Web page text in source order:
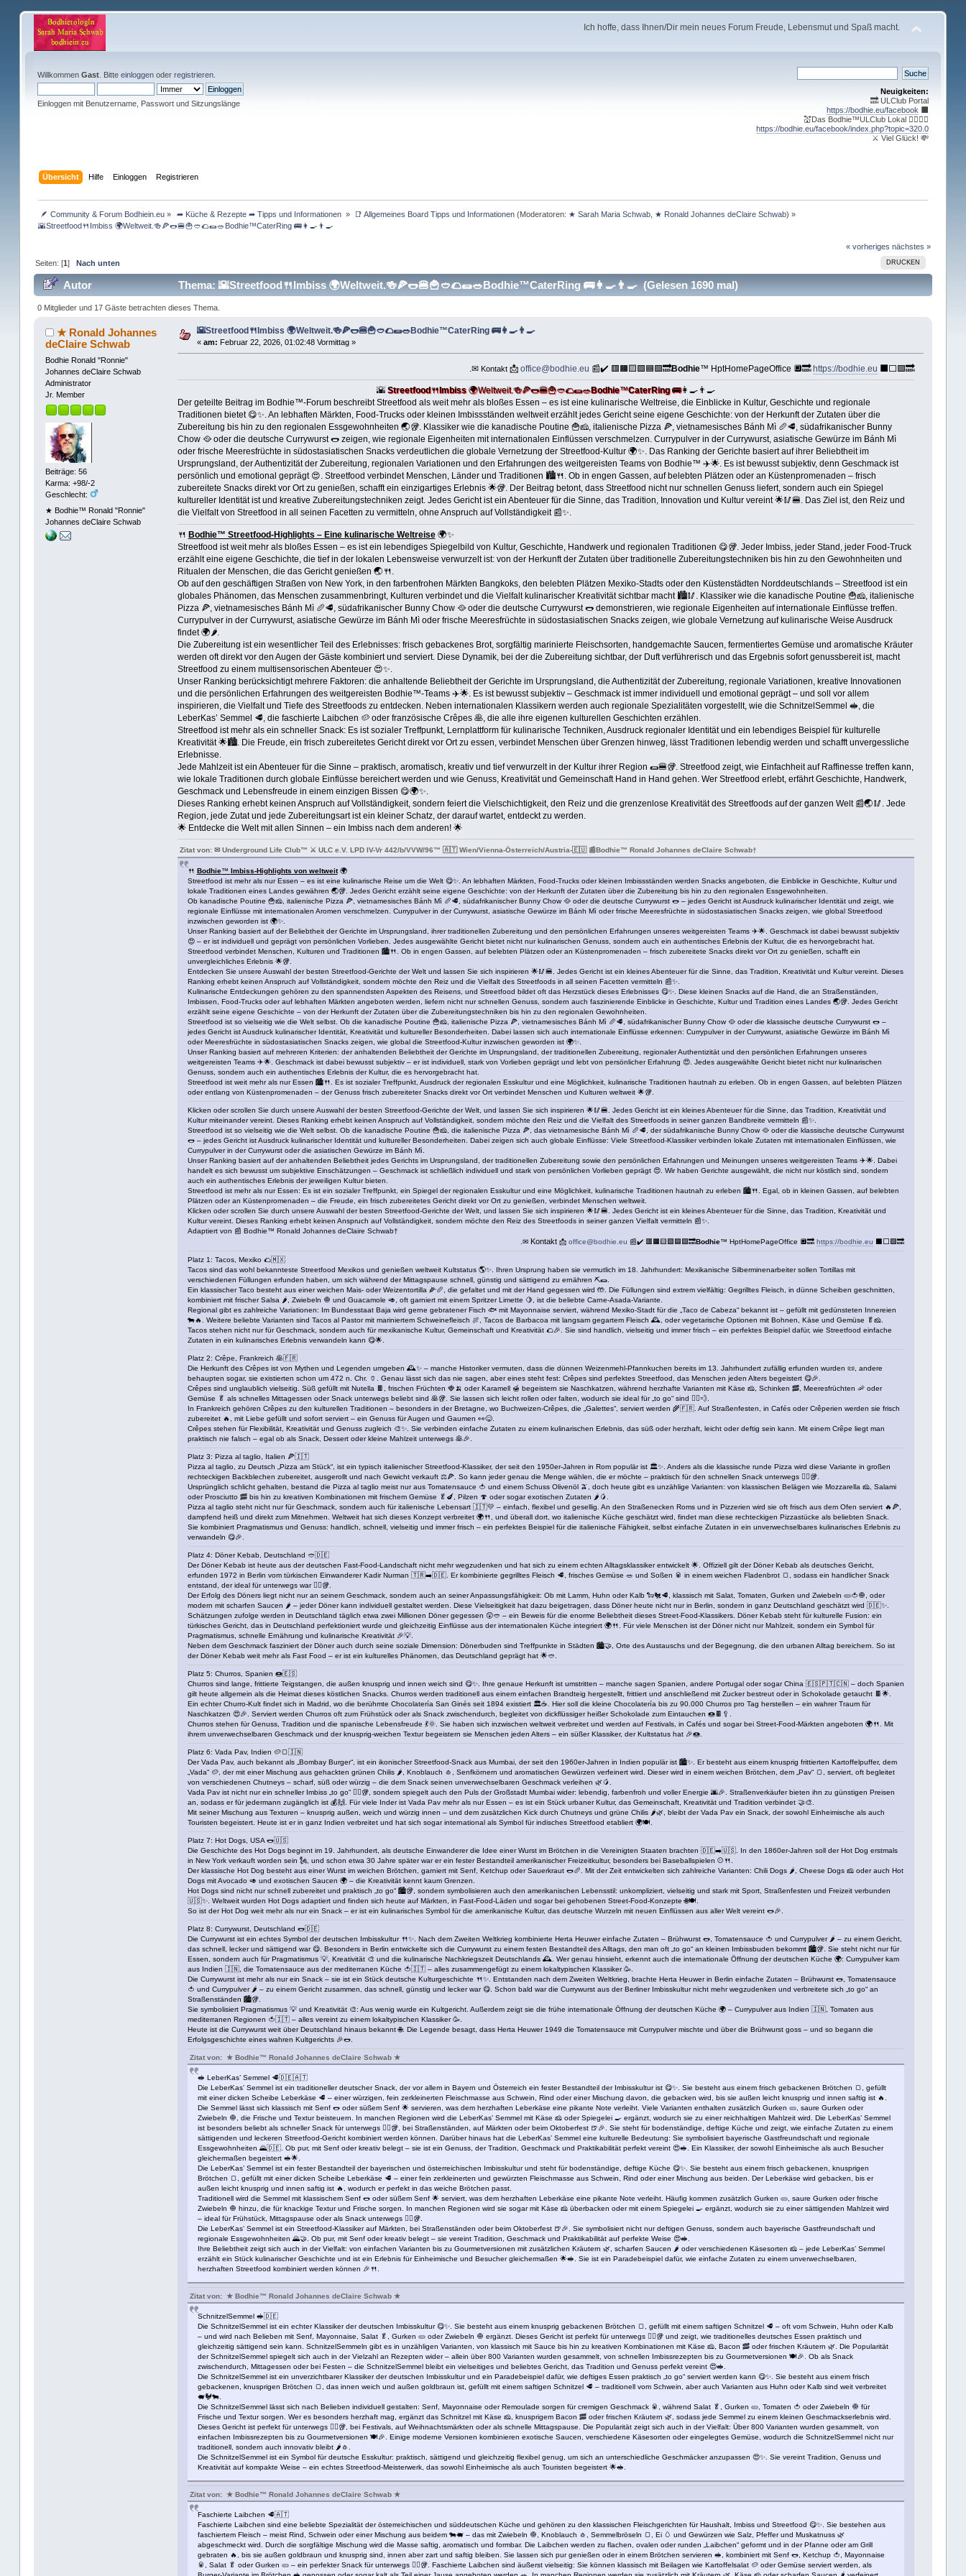
Ich hoffe, dass Ihnen/Dir mein neues Forum Freude, Lebensmut und Spaß macht.
Willkommen Gast. Bitte einloggenoder registrieren.
Einloggen mit Benutzername, Passwort und Sitzungslänge
Neuigkeiten:
🔜 ULClub Portal
https://bodhie.eu/facebook ⬛️
💒Das Bodhie™ULClub Lokal 🤹‍♀️🤹‍♂️
https://bodhie.eu/facebook/index.php?topic=320.0
⚔ Viel Glück! 💸
Übersicht Hilfe Einloggen Registrieren
🪶 Community & Forum Bodhiein.eu » ➦ Küche & Rezepte ➦ Tipps und Informationen » 📑 Allgemeines Board Tipps und Informationen(Moderatoren: ★ Sarah Maria Schwab, ★ Ronald Johannes deClaire Schwab) »
🌇Streetfood🍴Imbiss 🌍Weltweit.🍻🍕🌭🍔🍟🥙🌮🌯🥗Bodhie™CaterRing 🚌👩‍🍳👨‍🍳
« vorheriges nächstes »
DRUCKEN
Seiten: [1]Nach unten
Autor Thema: 🌇Streetfood🍴Imbiss 🌍Weltweit.🍻🍕🌭🍔🍟🥙🌮🌯🥗Bodhie™CaterRing 🚌👩‍🍳👨‍🍳 (Gelesen 1690 mal)
0 Mitglieder und 17 Gäste betrachten dieses Thema.
★ Ronald Johannes
deClaire Schwab
Bodhie Ronald "Ronnie"
Johannes deClaire Schwab
Administrator
Jr. Member
Beiträge: 56
Karma: +98/-2
Geschlecht:
★ Bodhie™ Ronald "Ronnie"
Johannes deClaire Schwab
🌇Streetfood🍴Imbiss 🌍Weltweit.🍻🍕🌭🍔🍟🥙🌮🌯🥗Bodhie™CaterRing 🚌👩‍🍳👨‍🍳
« am: Februar 22, 2026, 01:02:48 Vormittag »
.✉ Kontakt 📩office@bodhie.eu 📰✔️ 🟥🟧🟨🟩🟦🟪🔜Bodhie™ HptHomePageOffice 🔲🔜https://bodhie.eu ⬛️⬜️🟪🔜
🌇 Streetfood🍴Imbiss🌍Weltweit.🍻🍕🌭🍔🍟🥙🌮🌯🥗Bodhie™CaterRing🚌👩‍🍳👨‍🍳
Der geteilte Beitrag im Bodhie™-Forum beschreibt Streetfood als weit mehr als bloßes Essen – es ist eine kulinarische Weltreise, die Einblicke in Kultur, Geschichte und regionale
Traditionen bietet 😋✨. An lebhaften Märkten, Food-Trucks oder kleinen Imbissständen weltweit erzählt jedes Gericht seine eigene Geschichte: von der Herkunft der Zutaten über die
Zubereitung bis hin zu den regionalen Essgewohnheiten 🌏🥡. Klassiker wie die kanadische Poutine 🍟🧀, italienische Pizza 🍕, vietnamesisches Bánh Mì 🥖🥩, südafrikanischer Bunny
Chow 🥘 oder die deutsche Currywurst 🌭 zeigen, wie regionale Eigenheiten mit internationalen Einflüssen verschmelzen. Currypulver in der Currywurst, asiatische Gewürze im Bánh Mì
oder frische Meeresfrüchte in südostasiatischen Snacks verdeutlichen die globale Vernetzung der Streetfood-Kultur 🌍✨. Das Ranking der Gerichte basiert auf ihrer Beliebtheit im
Ursprungsland, der Authentizität der Zubereitung, regionalen Variationen und den Erfahrungen des weitgereisten Teams von Bodhie™ ✈️🌟. Es ist bewusst subjektiv, denn Geschmack ist
persönlich und emotional geprägt 😍. Streetfood verbindet Menschen, Länder und Traditionen 🏙️🍴. Ob in engen Gassen, auf belebten Plätzen oder an Küstenpromenaden – frisch
zubereitete Snacks direkt vor Ort zu genießen, schafft ein einzigartiges Erlebnis 🌟🥡. Der Beitrag betont, dass Streetfood nicht nur schnellen Genuss liefert, sondern auch ein Spiegel
kultureller Identität ist und kreative Zubereitungstechniken zeigt. Jedes Gericht ist ein Abenteuer für die Sinne, das Tradition, Innovation und Kultur vereint 🌟🥢🍔. Das Ziel ist, den Reiz und
die Vielfalt von Streetfood in all seinen Facetten zu vermitteln, ohne Anspruch auf Vollständigkeit 📰✨.
🍴 Bodhie™ Streetfood-Highlights – Eine kulinarische Weltreise🌍✨
Streetfood ist weit mehr als bloßes Essen – es ist ein lebendiges Spiegelbild von Kultur, Geschichte, Handwerk und regionalen Traditionen 😋🥡. Jeder Imbiss, jeder Stand, jeder Food-Truck
erzählt eine eigene Geschichte, die tief in der lokalen Lebensweise verwurzelt ist: von der Herkunft der Zutaten über traditionelle Zubereitungstechniken bis hin zu den Gewohnheiten und
Ritualen der Menschen, die das Gericht genießen 🌏🍴.
Ob auf den geschäftigen Straßen von New York, in den farbenfrohen Märkten Bangkoks, den belebten Plätzen Mexiko-Stadts oder den Küstenstädten Norddeutschlands – Streetfood ist ein
globales Phänomen, das Menschen zusammenbringt, Kulturen verbindet und die Vielfalt kulinarischer Kreativität sichtbar macht 🏙️🥢. Klassiker wie die kanadische Poutine 🍟🧀, italienische
Pizza 🍕, vietnamesisches Bánh Mì 🥖🥩, südafrikanischer Bunny Chow 🥘 oder die deutsche Currywurst 🌭 demonstrieren, wie regionale Eigenheiten auf internationale Einflüsse treffen.
Currypulver in der Currywurst, asiatische Gewürze im Bánh Mì oder frische Meeresfrüchte in südostasiatischen Snacks zeigen, wie globale Vernetzung auf kulinarische Weise Ausdruck
findet 🌍🌶️.
Die Zubereitung ist ein wesentlicher Teil des Erlebnisses: frisch gebackenes Brot, sorgfältig marinierte Fleischsorten, handgemachte Saucen, fermentiertes Gemüse und aromatische Kräuter
werden oft direkt vor den Augen der Gäste kombiniert und serviert. Diese Dynamik, bei der die Zubereitung sichtbar, der Duft verführerisch und das Ergebnis sofort genussbereit ist, macht
Streetfood zu einem multisensorischen Abenteuer 😍✨.
Unser Ranking berücksichtigt mehrere Faktoren: die anhaltende Beliebtheit der Gerichte im Ursprungsland, die Authentizität der Zubereitung, regionale Variationen, kreative Innovationen
und die persönlichen Erfahrungen des weitgereisten Bodhie™-Teams ✈️🌟. Es ist bewusst subjektiv – Geschmack ist immer individuell und emotional geprägt – und soll vor allem
inspirieren, die Vielfalt und Tiefe des Streetfoods zu entdecken. Neben internationalen Klassikern werden auch regionale Spezialitäten vorgestellt, wie die SchnitzelSemmel 🥪, die
LeberKas’ Semmel 🥩, die faschierte Laibchen 🥔 oder französische Crêpes 🥞, die alle ihre eigenen kulturellen Geschichten erzählen.
Streetfood ist mehr als ein schneller Snack: Es ist sozialer Treffpunkt, Lernplattform für kulinarische Techniken, Ausdruck regionaler Identität und ein lebendiges Beispiel für kulturelle
Kreativität 🌟🏙️. Die Freude, ein frisch zubereitetes Gericht direkt vor Ort zu essen, verbindet Menschen über Grenzen hinweg, lässt Traditionen lebendig werden und schafft unvergessliche
Erlebnisse.
Jede Mahlzeit ist ein Abenteuer für die Sinne – praktisch, aromatisch, kreativ und tief verwurzelt in der Kultur ihrer Region 🌯🍔🥡. Streetfood zeigt, wie Einfachheit auf Raffinesse treffen kann,
wie lokale Traditionen durch globale Einflüsse bereichert werden und wie Genuss, Kreativität und Gemeinschaft Hand in Hand gehen. Wer Streetfood erlebt, erfährt Geschichte, Handwerk,
Geschmack und Lebensfreude in einem einzigen Bissen 😋🌍✨.
Dieses Ranking erhebt keinen Anspruch auf Vollständigkeit, sondern feiert die Vielschichtigkeit, den Reiz und die grenzenlose Kreativität des Streetfoods auf der ganzen Welt 📰🌏🥢. Jede
Region, jede Zutat und jede Zubereitungsart ist ein kleiner Schatz, der darauf wartet, entdeckt zu werden.
🌟 Entdecke die Welt mit allen Sinnen – ein Imbiss nach dem anderen! 🌟
Zitat von: ✉ Underground Life Club™ ⚔ ULC e.V. LPD IV-Vr 442/b/VVW/96™ 🇦🇹 Wien/Vienna-Österreich/Austria-🇪🇺 📰Bodhie™ Ronald Johannes deClaire Schwab†
🍴 Bodhie™ Imbiss-Highlights von weltweit🌍
Streetfood ist mehr als nur Essen – es ist eine kulinarische Reise um die Welt 😋✨. An lebhaften Märkten, Food-Trucks oder kleinen Imbissständen werden Snacks angeboten, die Einblicke in Geschichte, Kultur und
lokale Traditionen eines Landes gewähren 🌏🥡. Jedes Gericht erzählt seine eigene Geschichte: von der Herkunft der Zutaten über die Zubereitung bis hin zu den regionalen Essgewohnheiten.
Ob kanadische Poutine 🍟🧀, italienische Pizza 🍕, vietnamesisches Bánh Mì 🥖🥩, südafrikanischer Bunny Chow 🥘 oder die deutsche Currywurst 🌭 – jedes Gericht ist Ausdruck kulinarischer Identität und zeigt, wie
regionale Einflüsse mit internationalen Aromen verschmelzen. Currypulver in der Currywurst, asiatische Gewürze im Bánh Mì oder frische Meeresfrüchte in südostasiatischen Snacks zeigen, wie global Streetfood
inzwischen geworden ist 🌍✨.
Unser Ranking basiert auf der Beliebtheit der Gerichte im Ursprungsland, ihrer traditionellen Zubereitung und den persönlichen Erfahrungen unseres weitgereisten Teams ✈️🌟. Geschmack ist dabei bewusst subjektiv
😍 – er ist individuell und geprägt von persönlichen Vorlieben. Jedes ausgewählte Gericht bietet nicht nur kulinarischen Genuss, sondern auch ein authentisches Erlebnis der Kultur, die es hervorgebracht hat.
Streetfood verbindet Menschen, Kulturen und Traditionen 🏙️🍴. Ob in engen Gassen, auf belebten Plätzen oder an Küstenpromenaden – frisch zubereitete Snacks direkt vor Ort zu genießen, schafft ein
unvergleichliches Erlebnis 🌟🥡.
Entdecken Sie unsere Auswahl der besten Streetfood-Gerichte der Welt und lassen Sie sich inspirieren 🌟🥢🍔. Jedes Gericht ist ein kleines Abenteuer für die Sinne, das Tradition, Kreativität und Kultur vereint. Dieses
Ranking erhebt keinen Anspruch auf Vollständigkeit, sondern möchte den Reiz und die Vielfalt des Streetfoods in all seinen Facetten vermitteln 📰✨.
Kulinarische Entdeckungen gehören zu den spannendsten Aspekten des Reisens, und Streetfood bildet oft das Herzstück dieses Erlebnisses 😋✨. Diese kleinen Snacks auf die Hand, die an Straßenständen,
Imbissen, Food-Trucks oder auf lebhaften Märkten angeboten werden, liefern nicht nur schnellen Genuss, sondern auch faszinierende Einblicke in Geschichte, Kultur und Tradition eines Landes 🌏🥡. Jedes Gericht
erzählt seine eigene Geschichte – von der Herkunft der Zutaten über die Zubereitungstechniken bis hin zu den regionalen Gewohnheiten.
Streetfood ist so vielseitig wie die Welt selbst. Ob die kanadische Poutine 🍟🧀, italienische Pizza 🍕, vietnamesisches Bánh Mì 🥖🥩, südafrikanischer Bunny Chow 🥘 oder die klassische deutsche Currywurst 🌭 –
jedes Gericht ist Ausdruck kulinarischer Identität, Kreativität und kultureller Besonderheiten. Dabei lassen sich auch internationale Einflüsse erkennen: Currypulver in der Currywurst, asiatische Gewürze im Bánh Mì
oder Meeresfrüchte in südostasiatischen Snacks zeigen, wie global die Streetfood-Kultur inzwischen geworden ist 🌍✨.
Unser Ranking basiert auf mehreren Kriterien: der anhaltenden Beliebtheit der Gerichte im Ursprungsland, der traditionellen Zubereitung, regionaler Authentizität und den persönlichen Erfahrungen unseres
weitgereisten Teams ✈️🌟. Geschmack ist dabei bewusst subjektiv – er ist individuell, stark von Vorlieben geprägt und lebt von persönlicher Erfahrung 😍. Jedes ausgewählte Gericht bietet nicht nur kulinarischen
Genuss, sondern auch ein authentisches Erlebnis der Kultur, die es hervorgebracht hat.
Streetfood ist weit mehr als nur Essen 🏙️🍴. Es ist sozialer Treffpunkt, Ausdruck der regionalen Esskultur und eine Möglichkeit, kulinarische Traditionen hautnah zu erleben. Ob in engen Gassen, auf belebten Plätzen
oder entlang von Küstenpromenaden – der Genuss frisch zubereiteter Snacks direkt vor Ort verbindet Menschen und Kulturen weltweit 🌟🥡.
Klicken oder scrollen Sie durch unsere Auswahl der besten Streetfood-Gerichte der Welt, und lassen Sie sich inspirieren 🌟🥢🍔. Jedes Gericht ist ein kleines Abenteuer für die Sinne, das Tradition, Kreativität und
Kultur miteinander vereint. Dieses Ranking erhebt keinen Anspruch auf Vollständigkeit, sondern möchte den Reiz und die Vielfalt des Streetfoods in seiner ganzen Bandbreite vermitteln 📰✨.
Streetfood ist so vielseitig wie die Welt selbst. Ob die kanadische Poutine 🍟🧀, die italienische Pizza 🍕, das vietnamesische Bánh Mì 🥖🥩, der südafrikanische Bunny Chow 🥘 oder die klassische deutsche Currywurst
🌭 – jedes Gericht ist Ausdruck kulinarischer Identität und kultureller Besonderheiten. Dabei zeigen sich auch globale Einflüsse: Viele Streetfood-Klassiker verbinden lokale Zutaten mit internationalen Einflüssen, wie
Currypulver in der Currywurst oder die asiatischen Gewürze im Bánh Mì.
Unser Ranking basiert auf der anhaltenden Beliebtheit jedes Gerichts im Ursprungsland, der traditionellen Zubereitung sowie den persönlichen Erfahrungen und Meinungen unseres weitgereisten Teams ✈️🌟. Dabei
handelt es sich bewusst um subjektive Einschätzungen – Geschmack ist schließlich individuell und stark von persönlichen Vorlieben geprägt 😍. Wir haben Gerichte ausgewählt, die nicht nur köstlich sind, sondern
auch ein authentisches Erlebnis der jeweiligen Kultur bieten.
Streetfood ist mehr als nur Essen: Es ist ein sozialer Treffpunkt, ein Spiegel der regionalen Esskultur und eine Möglichkeit, kulinarische Traditionen hautnah zu erleben 🏙️🍴. Egal, ob in kleinen Gassen, auf belebten
Plätzen oder an Küstenpromenaden – die Freude, ein frisch zubereitetes Gericht direkt vor Ort zu genießen, verbindet Menschen weltweit.
Klicken oder scrollen Sie durch unsere Auswahl der besten Streetfood-Gerichte der Welt, und lassen Sie sich inspirieren 🌟🥢🍔. Jedes Gericht ist ein kleines Abenteuer für die Sinne, das Tradition, Kreativität und
Kultur vereint. Dieses Ranking erhebt keinen Anspruch auf Vollständigkeit, sondern möchte den Reiz des Streetfoods in seiner ganzen Vielfalt vermitteln 📰✨.
Adaptiert von 📰 Bodhie™ Ronald Johannes deClaire Schwab†
.✉ Kontakt 📩office@bodhie.eu 📰✔️ 🟥🟧🟨🟩🟦🟪🔜Bodhie™ HptHomePageOffice 🔲🔜https://bodhie.eu ⬛️⬜️🟪🔜
Platz 1: Tacos, Mexiko 🌮🇲🇽
Tacos sind das wohl bekannteste Streetfood Mexikos und genießen weltweit Kultstatus 🌎✨. Ihren Ursprung haben sie vermutlich im 18. Jahrhundert: Mexikanische Silberminenarbeiter sollen Tortillas mit
verschiedenen Füllungen erfunden haben, um sich während der Mittagspause schnell, günstig und sättigend zu ernähren ⛏️🌯.
Ein klassischer Taco besteht aus einer weichen Mais- oder Weizentortilla 🌽🥖, die gefaltet und mit der Hand gegessen wird 🤲. Die Füllungen sind extrem vielfältig: Gegrilltes Fleisch, in dünne Scheiben geschnitten,
kombiniert mit frischer Salsa 🌶️, Zwiebeln 🧅 und Guacamole 🥑, oft garniert mit einem Spritzer Limette 🍋, ist die beliebte Carne-Asada-Variante.
Regional gibt es zahlreiche Variationen: Im Bundesstaat Baja wird gerne gebratener Fisch 🐟 mit Mayonnaise serviert, während Mexiko-Stadt für die „Taco de Cabeza“ bekannt ist – gefüllt mit gedünsteten Innereien
🐄🔥. Weitere beliebte Varianten sind Tacos al Pastor mit mariniertem Schweinefleisch 🍖, Tacos de Barbacoa mit langsam gegartem Fleisch 🕰️, oder vegetarische Optionen mit Bohnen, Käse und Gemüse 🥬🧀.
Tacos stehen nicht nur für Geschmack, sondern auch für mexikanische Kultur, Gemeinschaft und Kreativität 🌮🎉. Sie sind handlich, vielseitig und immer frisch – ein perfektes Beispiel dafür, wie Streetfood einfache
Zutaten in ein kulinarisches Erlebnis verwandeln kann 😋🌟.
Platz 2: Crêpe, Frankreich 🥞🇫🇷
Die Herkunft des Crêpes ist von Mythen und Legenden umgeben 🕰️✨ – manche Historiker vermuten, dass die dünnen Weizenmehl-Pfannkuchen bereits im 13. Jahrhundert zufällig erfunden wurden 📜, andere
behaupten sogar, sie existierten schon um 472 n. Chr. 🏺. Genau lässt sich das nie sagen, aber eines steht fest: Crêpes sind perfektes Streetfood, das Menschen jeden Alters begeistert 😋🎉.
Crêpes sind unglaublich vielseitig. Süß gefüllt mit Nutella 🍫, frischen Früchten 🍓🍌 oder Karamell 🍯 begeistern sie Naschkatzen, während herzhafte Varianten mit Käse 🧀, Schinken 🥓, Meeresfrüchten 🦐 oder
Gemüse 🥬 als schnelles Mittagessen oder Snack unterwegs beliebt sind 🥞🥡. Sie lassen sich leicht rollen oder falten, wodurch sie ideal für „to go“ sind 🏃‍♂️💨.
In Frankreich gehören Crêpes zu den kulturellen Traditionen – besonders in der Bretagne, wo Buchweizen-Crêpes, die „Galettes“, serviert werden 🌾🇫🇷. Auf Straßenfesten, in Cafés oder Crêperien werden sie frisch
zubereitet 🔥, mit Liebe gefüllt und sofort serviert – ein Genuss für Augen und Gaumen 👀😋.
Crêpes stehen für Flexibilität, Kreativität und Genuss zugleich 🎨✨. Sie verbinden einfache Zutaten zu einem kulinarischen Erlebnis, das süß oder herzhaft, leicht oder deftig sein kann. Mit einem Crêpe liegt man
praktisch nie falsch – egal ob als Snack, Dessert oder kleine Mahlzeit unterwegs 🥞🎉.
Platz 3: Pizza al taglio, Italien 🍕🇮🇹
Pizza al taglio, zu Deutsch „Pizza am Stück“, ist ein typisch italienischer Streetfood-Klassiker, der seit den 1950er-Jahren in Rom populär ist 🏛️✨. Anders als die klassische runde Pizza wird diese Variante in großen
rechteckigen Backblechen zubereitet, ausgerollt und nach Gewicht verkauft ⚖️🍕. So kann jeder genau die Menge wählen, die er möchte – praktisch für den schnellen Snack unterwegs 🏃‍♂️🥡.
Ursprünglich schlicht gehalten, bestand die Pizza al taglio meist nur aus Tomatensauce 🍅 und einem Schuss Olivenöl 🫒, doch heute gibt es unzählige Varianten: von klassischen Belägen wie Mozzarella 🧀, Salami
oder Prosciutto 🥓 bis hin zu kreativen Kombinationen mit frischem Gemüse 🥬🍆, Pilzen 🍄 oder sogar exotischen Zutaten 🌶️🥭.
Pizza al taglio steht nicht nur für Geschmack, sondern auch für italienische Lebensart 🇮🇹💛 – einfach, flexibel und gesellig. An den Straßenecken Roms und in Pizzerien wird sie oft frisch aus dem Ofen serviert 🔥🍕,
dampfend heiß und direkt zum Mitnehmen. Weltweit hat sich dieses Konzept verbreitet 🌍🍴, und überall dort, wo italienische Küche geschätzt wird, findet man diese rechteckigen Pizzastücke als beliebten Snack.
Sie kombiniert Pragmatismus und Genuss: handlich, schnell, vielseitig und immer frisch – ein perfektes Beispiel für die italienische Fähigkeit, selbst einfache Zutaten in ein unverwechselbares kulinarisches Erlebnis zu
verwandeln 😋🎉.
Platz 4: Döner Kebab, Deutschland 🥙🇩🇪
Der Döner Kebab ist heute aus der deutschen Fast-Food-Landschaft nicht mehr wegzudenken und hat sich zu einem echten Alltagsklassiker entwickelt 🌟. Offiziell gilt der Döner Kebab als deutsches Gericht,
erfunden 1972 in Berlin vom türkischen Einwanderer Kadir Nurman 🇹🇷➡️🇩🇪. Er kombinierte gegrilltes Fleisch 🥩, frisches Gemüse 🥗 und Soßen 🥫 in einem weichen Fladenbrot 🍞, sodass ein handlicher Snack
entstand, der ideal für unterwegs war 🏃‍♂️🥡.
Der Erfolg des Döners liegt nicht nur an seinem Geschmack, sondern auch an seiner Anpassungsfähigkeit: Ob mit Lamm, Huhn oder Kalb 🐑🐔🥩, klassisch mit Salat, Tomaten, Gurken und Zwiebeln 🥒🍅🧅, oder
modern mit scharfen Saucen 🌶️ – jeder Döner kann individuell gestaltet werden. Diese Vielseitigkeit hat dazu beigetragen, dass Döner heute nicht nur in Berlin, sondern in ganz Deutschland geschätzt wird 🇩🇪✨.
Schätzungen zufolge werden in Deutschland täglich etwa zwei Millionen Döner gegessen 😲🥙 – ein Beweis für die enorme Beliebtheit dieses Street-Food-Klassikers. Döner Kebab steht für kulturelle Fusion: ein
türkisches Gericht, das in Deutschland perfektioniert wurde und gleichzeitig Einflüsse aus der internationalen Küche integriert 🌍🍴. Für viele Menschen ist der Döner nicht nur Mahlzeit, sondern ein Symbol für
Pragmatismus, schnelle Ernährung und kulinarische Kreativität 🎉💡.
Neben dem Geschmack fasziniert der Döner auch durch seine soziale Dimension: Dönerbuden sind Treffpunkte in Städten 🏙️🤝, Orte des Austauschs und der Begegnung, die den urbanen Alltag bereichern. So ist
der Döner Kebab weit mehr als Fast Food – er ist ein kulturelles Phänomen, das Deutschland geprägt hat 🌟🥙.
Platz 5: Churros, Spanien 🍩🇪🇸
Churros sind lange, frittierte Teigstangen, die außen knusprig und innen weich sind 😋✨. Ihre genaue Herkunft ist umstritten – manche sagen Spanien, andere Portugal oder sogar China 🇪🇸🇵🇹🇨🇳 – doch Spanien
gilt heute allgemein als die Heimat dieses köstlichen Snacks. Churros werden traditionell aus einem einfachen Brandteig hergestellt, frittiert und anschließend mit Zucker bestreut oder in Schokolade getaucht 🍫🌟.
Ein echter Churro-Kult findet sich in Madrid, wo die berühmte Chocolatería San Ginés seit 1894 existiert 🏛️☕. Hier soll die kleine Chocolatería bis zu 90.000 Churros pro Tag herstellen – ein wahrer Traum für
Naschkatzen 😍🎉. Serviert werden Churros oft zum Frühstück oder als Snack zwischendurch, begleitet von dickflüssiger heißer Schokolade zum Eintauchen 🍩🍫🥄.
Churros stehen für Genuss, Tradition und die spanische Lebensfreude 💃🌞. Sie haben sich inzwischen weltweit verbreitet und werden auf Festivals, in Cafés und sogar bei Street-Food-Märkten angeboten 🌍🍴. Mit
ihrem unverwechselbaren Geschmack und der knusprig-weichen Textur begeistern sie Menschen jeden Alters – ein süßer Klassiker, der Kultstatus hat 🎉🍩.
Platz 6: Vada Pav, Indien 🥔🍞🇮🇳
Der Vada Pav, auch bekannt als „Bombay Burger“, ist ein ikonischer Streetfood-Snack aus Mumbai, der seit den 1960er-Jahren in Indien populär ist 🏙️✨. Er besteht aus einem knusprig frittierten Kartoffelpuffer, dem
„Vada“ 🥔, der mit einer Mischung aus gehackten grünen Chilis 🌶️, Knoblauch 🧄, Senfkörnern und aromatischen Gewürzen verfeinert wird. Dieser wird in einem weichen Brötchen, dem „Pav“ 🍞, serviert, oft begleitet
von verschiedenen Chutneys – scharf, süß oder würzig – die dem Snack seinen unverwechselbaren Geschmack verleihen 🌿🥭.
Vada Pav ist nicht nur ein schneller Imbiss „to go“ 🏃‍♂️🥡, sondern spiegelt auch den Puls der Großstadt Mumbai wider: lebendig, farbenfroh und voller Energie 🌆🎉. Straßenverkäufer bieten ihn zu günstigen Preisen
an, sodass er für jedermann zugänglich ist 💰🙌. Für viele Inder ist Vada Pav mehr als nur Essen – es ist ein Stück urbaner Kultur, das Gemeinschaft, Kreativität und Tradition verbindet 🤝🎨.
Mit seiner Mischung aus Texturen – knusprig außen, weich und würzig innen – und dem zusätzlichen Kick durch Chutneys und grüne Chilis 🌶️🌿, bleibt der Vada Pav ein Snack, der sowohl Einheimische als auch
Touristen begeistert. Heute ist er in ganz Indien verbreitet und hat sich sogar international als Symbol für indisches Streetfood etabliert 🌍🍽️.
Platz 7: Hot Dogs, USA 🌭🇺🇸
Die Geschichte des Hot Dogs beginnt im 19. Jahrhundert, als deutsche Einwanderer die Idee einer Wurst im Brötchen in die Vereinigten Staaten brachten 🇩🇪➡️🇺🇸. In den 1860er-Jahren soll der Hot Dog erstmals
in New York verkauft worden sein 🗽, und schon etwa 30 Jahre später war er ein fester Bestandteil amerikanischer Freizeitkultur, besonders bei Baseballspielen ⚾🍴.
Der klassische Hot Dog besteht aus einer Wurst im weichen Brötchen, garniert mit Senf, Ketchup oder Sauerkraut 🌭🥖. Mit der Zeit entwickelten sich zahlreiche Varianten: Chili Dogs 🌶️, Cheese Dogs 🧀 oder auch Hot
Dogs mit Avocado 🥑 und exotischen Saucen 🌍 – die Kreativität kennt kaum Grenzen.
Hot Dogs sind nicht nur schnell zubereitet und praktisch „to go“ 🏙️🥡, sondern symbolisieren auch den amerikanischen Lebensstil: unkompliziert, vielseitig und stark mit Sport, Straßenfesten und Freizeit verbunden
🇺🇸✨. Weltweit wurden Hot Dogs adaptiert und finden sich heute auf Märkten, in Fast-Food-Läden und sogar bei gehobenen Street-Food-Konzepte 🌐🍽️.
So ist der Hot Dog weit mehr als nur ein Snack – er ist ein kulinarisches Symbol für die amerikanische Kultur, das deutsche Wurzeln mit neuen Einflüssen aus aller Welt vereint 🌭🎉.
Platz 8: Currywurst, Deutschland 🌭🇩🇪
Die Currywurst ist ein echtes Symbol der deutschen Imbisskultur 🍴✨. Nach dem Zweiten Weltkrieg kombinierte Herta Heuwer einfache Zutaten – Brühwurst 🌭, Tomatensauce 🍅 und Currypulver 🌶️ – zu einem Gericht,
das schnell, lecker und sättigend war 😋. Besonders in Berlin entwickelte sich die Currywurst zu einem festen Bestandteil des Alltags, den man oft „to go“ an kleinen Imbissbuden bekommt 🏙️🥡. Sie steht nicht nur für
Essen, sondern auch für Pragmatismus 💡, Kreativität 🎨 und die kulinarische Nachkriegszeit Deutschlands 🕰️. Wer genau hinsieht, erkennt auch die internationale Öffnung der deutschen Küche 🌍: Currypulver kam
aus Indien 🇮🇳, die Tomatensauce aus der mediterranen Küche 🍅🇮🇹 – alles zusammengefügt zu einem lokaltypischen Klassiker 🥳.
Die Currywurst ist mehr als nur ein Snack – sie ist ein Stück deutsche Kulturgeschichte 🍴✨. Entstanden nach dem Zweiten Weltkrieg, brachte Herta Heuwer in Berlin einfache Zutaten – Brühwurst 🌭, Tomatensauce
🍅 und Currypulver 🌶️ – zu einem Gericht zusammen, das schnell, günstig und lecker war 😋. Schon bald war die Currywurst aus der Berliner Imbisskultur nicht mehr wegzudenken und verbreitete sich „to go“ an
Straßenständen 🏙️🥡.
Sie symbolisiert Pragmatismus 💡 und Kreativität 🎨: Aus wenig wurde ein Kultgericht. Außerdem zeigt sie die frühe internationale Öffnung der deutschen Küche 🌍 – Currypulver aus Indien 🇮🇳, Tomaten aus
mediterranen Regionen 🍅🇮🇹 – alles vereint zu einem lokaltypischen Klassiker 🥳.
Heute ist die Currywurst weit über Deutschland hinaus bekannt 🌐. Die Legende besagt, dass Herta Heuwer 1949 die Tomatensauce mit Currypulver mischte und über die Brühwurst goss – und so begann die
Erfolgsgeschichte eines wahren Kultgerichts 🎉🌭.
Zitat von: ★ Bodhie™ Ronald Johannes deClaire Schwab ★
🥪 LeberKas’ Semmel 🥩🇩🇪🇦🇹
Die LeberKas’ Semmel ist ein traditioneller deutscher Snack, der vor allem in Bayern und Österreich ein fester Bestandteil der Imbisskultur ist 😋✨. Sie besteht aus einem frisch gebackenen Brötchen 🍞, gefüllt
mit einer dicken Scheibe Leberkäse 🥩 – einer würzigen, fein zerkleinerten Fleischmasse aus Schwein, Rind oder einer Mischung davon, die gebacken wird, bis sie außen leicht knusprig und innen saftig ist 🔥.
Die Semmel lässt sich klassisch mit Senf 🌭 oder süßem Senf 🌟 servieren, was dem herzhaften Leberkäse eine pikante Note verleiht. Viele Varianten enthalten zusätzlich Gurken 🥒, saure Gurken oder
Zwiebeln 🧅, die Frische und Textur beisteuern. In manchen Regionen wird die LeberKas’ Semmel mit Käse 🧀 oder Spiegelei 🍳 ergänzt, wodurch sie zu einer reichhaltigen Mahlzeit wird. Die LeberKas’ Semmel
ist besonders beliebt als schneller Snack für unterwegs 🏃‍♂️🥡, bei Straßenständen, auf Märkten oder beim Oktoberfest 🍺🎉. Sie steht für bodenständige, deftige Küche und zeigt, wie einfache Zutaten zu einem
sättigenden und leckeren Streetfood-Gericht kombiniert werden können. Darüber hinaus hat die LeberKas’ Semmel eine kulturelle Bedeutung: Sie symbolisiert bayerische Gastfreundschaft und regionale
Essgewohnheiten 🌄🇩🇪. Ob pur, mit Senf oder kreativ belegt – sie ist ein Genuss, der Tradition, Geschmack und Praktikabilität perfekt vereint 😍🥪. Ein Klassiker, der sowohl Einheimische als auch Besucher
gleichermaßen begeistert 🥪🌟.
Die LeberKas’ Semmel ist ein fester Bestandteil der bayerischen und österreichischen Imbisskultur und steht für bodenständige, deftige Küche 😋✨. Sie besteht aus einem frisch gebackenen, knusprigen
Brötchen 🍞, gefüllt mit einer dicken Scheibe Leberkäse 🥩 – einer fein zerkleinerten und gewürzten Fleischmasse aus Schwein, Rind oder einer Mischung aus beiden. Der Leberkäse wird gebacken, bis er
außen leicht knusprig und innen saftig ist 🔥, wodurch er perfekt in das weiche Brötchen passt.
Traditionell wird die Semmel mit klassischem Senf 🌭 oder süßem Senf 🌟 serviert, was dem herzhaften Leberkäse eine pikante Note verleiht. Häufig kommen zusätzlich Gurken 🥒, saure Gurken oder frische
Zwiebeln 🧅 hinzu, die für knackige Textur und Frische sorgen. In manchen Regionen wird sie sogar mit Käse 🧀 überbacken oder mit einem Spiegelei 🍳 ergänzt, wodurch sie zu einer sättigenden Mahlzeit wird
– ideal für Frühstück, Mittagspause oder als Snack unterwegs 🏃‍♂️🥡.
Die LeberKas’ Semmel ist ein Streetfood-Klassiker auf Märkten, bei Straßenständen oder beim Oktoberfest 🍺🎉. Sie symbolisiert nicht nur deftigen Genuss, sondern auch bayerische Gastfreundschaft und
regionale Essgewohnheiten 🌄🤝. Ob pur, mit Senf oder kreativ belegt – sie vereint Tradition, Geschmack und Praktikabilität auf perfekte Weise 😍🥪.
Ihre Beliebtheit zeigt sich auch in der Vielfalt: von einfachen Varianten bis zu Gourmetversionen mit zusätzlichen Kräutern 🌿, scharfen Saucen 🌶️ oder verschiedenen Käsesorten 🧀 – jede LeberKas’ Semmel
erzählt ein Stück kulinarischer Geschichte und ist ein Erlebnis für Einheimische und Besucher gleichermaßen 🌟🥪. Sie ist ein Paradebeispiel dafür, wie einfache Zutaten zu einem unverwechselbaren,
herzhaften Streetfood kombiniert werden können 🎉🍴.
Zitat von: ★ Bodhie™ Ronald Johannes deClaire Schwab ★
SchnitzelSemmel 🥪🇩🇪
Die SchnitzelSemmel ist ein echter Klassiker der deutschen Imbisskultur 😋✨. Sie besteht aus einem knusprig gebackenen Brötchen 🍞, gefüllt mit einem saftigen Schnitzel 🥩 – oft vom Schwein, Huhn oder Kalb
– und wird nach Belieben mit Senf, Mayonnaise, Salat 🥬, Gurken 🥒 oder Zwiebeln 🧅 ergänzt. Dieses Gericht ist perfekt für unterwegs 🏃‍♂️🥡 und zeigt, wie traditionelles deutsches Essen praktisch und
gleichzeitig sättigend sein kann. SchnitzelSemmeln gibt es in unzähligen Varianten, von klassisch mit Sauce bis hin zu kreativen Kombinationen mit Käse 🧀, Bacon 🥓 oder frischen Kräutern 🌿. Die Popularität
der SchnitzelSemmel spiegelt sich auch in der Vielzahl an Rezepten wider – allein über 800 Varianten wurden gesammelt, von schnellen Imbissrezepten bis zu Gourmetversionen 🍽️🎉. Ob als Snack
zwischendurch, Mittagessen oder bei Festen – die SchnitzelSemmel bleibt ein vielseitiges und beliebtes Gericht, das Tradition und Genuss perfekt vereint 😍🥪.
Die SchnitzelSemmel ist ein unverzichtbarer Klassiker der deutschen Imbisskultur und ein Paradebeispiel dafür, wie deftiges Essen praktisch „to go“ serviert werden kann 😋✨. Sie besteht aus einem frisch
gebackenen, knusprigen Brötchen 🍞, das innen weich und außen goldbraun ist, gefüllt mit einem saftigen Schnitzel 🥩 – traditionell vom Schwein, aber auch Varianten aus Huhn oder Kalb sind weit verbreitet
🐖🐓🐄.
Die SchnitzelSemmel lässt sich nach Belieben individuell gestalten: Senf, Mayonnaise oder Remoulade sorgen für cremigen Geschmack 🥫, während Salat 🥬, Gurken 🥒, Tomaten 🍅 oder Zwiebeln 🧅 für
Frische und Textur sorgen. Wer es besonders herzhaft mag, ergänzt das Schnitzel mit Käse 🧀, knusprigem Bacon 🥓 oder frischen Kräutern 🌿, sodass jede Semmel zu einem kleinen Geschmackserlebnis wird.
Dieses Gericht ist perfekt für unterwegs 🏃‍♂️🥡, bei Festivals, auf Weihnachtsmärkten oder als schnelle Mittagspause. Die Popularität zeigt sich auch in der Vielfalt: Über 800 Varianten wurden gesammelt, von
einfachen Imbissrezepten bis zu Gourmetversionen 🍽️🎉. Einige moderne Versionen kombinieren exotische Saucen, verschiedene Käsesorten oder eingelegtes Gemüse, wodurch die SchnitzelSemmel nicht nur
traditionell, sondern auch innovativ bleibt 🌶️🧄.
Die SchnitzelSemmel ist ein Symbol für deutsche Esskultur: praktisch, sättigend und gleichzeitig flexibel genug, um sich an unterschiedliche Geschmäcker anzupassen 😍✨. Sie vereint Tradition, Genuss und
Kreativität auf kompakte Weise – ein echtes Streetfood-Meisterwerk, das sowohl Einheimische als auch Touristen begeistert 🌟🥪.
Zitat von: ★ Bodhie™ Ronald Johannes deClaire Schwab ★
Faschierte Laibchen 🥩🇦🇹
Faschierte Laibchen sind eine beliebte Spezialität der österreichischen und süddeutschen Küche und gehören zu den klassischen Fleischgerichten für Haushalt, Imbiss und Streetfood 😋✨. Sie bestehen aus
faschiertem Fleisch – meist Rind, Schwein oder einer Mischung aus beidem 🐄🐖 – das mit Zwiebeln 🧅, Knoblauch 🧄, Semmelbröseln 🍞, Ei 🥚 und Gewürzen wie Salz, Pfeffer und Muskatnuss 🌿
abgeschmeckt wird. Durch die sorgfältige Mischung wird die Masse saftig, aromatisch und formbar. Die Laibchen werden zu flachen, ovalen oder runden „Laibchen“ geformt und in der Pfanne oder am Grill
gebraten 🔥, bis sie außen goldbraun und knusprig sind, innen aber zart und saftig bleiben. Sie lassen sich pur genießen oder in einem Brötchen servieren 🥪, kombiniert mit Senf 🌭, Ketchup 🍅, Mayonnaise
🥫, Salat 🥬 oder Gurken 🥒 – ein perfekter Snack für unterwegs 🏃‍♂️🥡. Faschierte Laibchen sind äußerst vielseitig: Sie können klassisch mit Beilagen wie Kartoffelsalat 🥔 oder Gemüse serviert werden, als